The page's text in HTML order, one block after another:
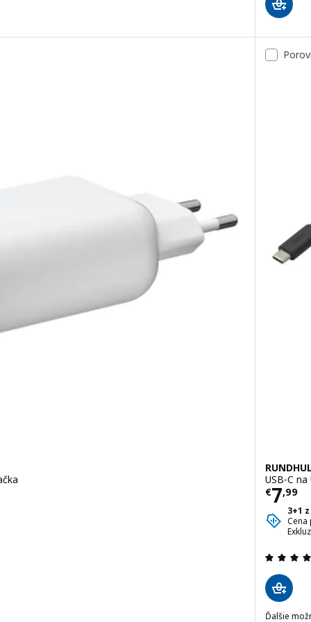
5 hviezdy. Celkové hodnotenie:
USB-C
€7,99
3+1
Ďalšie